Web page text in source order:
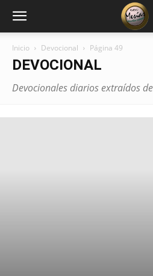
Inicio Devocional Página 49
DEVOCIONAL
Devocionales diarios extraídos